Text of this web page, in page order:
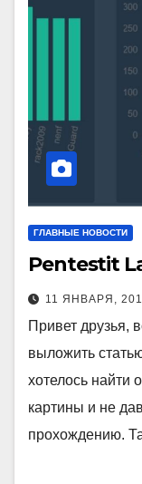
ГЛАВНЫЕ НОВОСТИ
Pentestit
11 ЯНВАРЯ,
Привет друзья,
выложить
хотелось найти
картины и не
прохождению.